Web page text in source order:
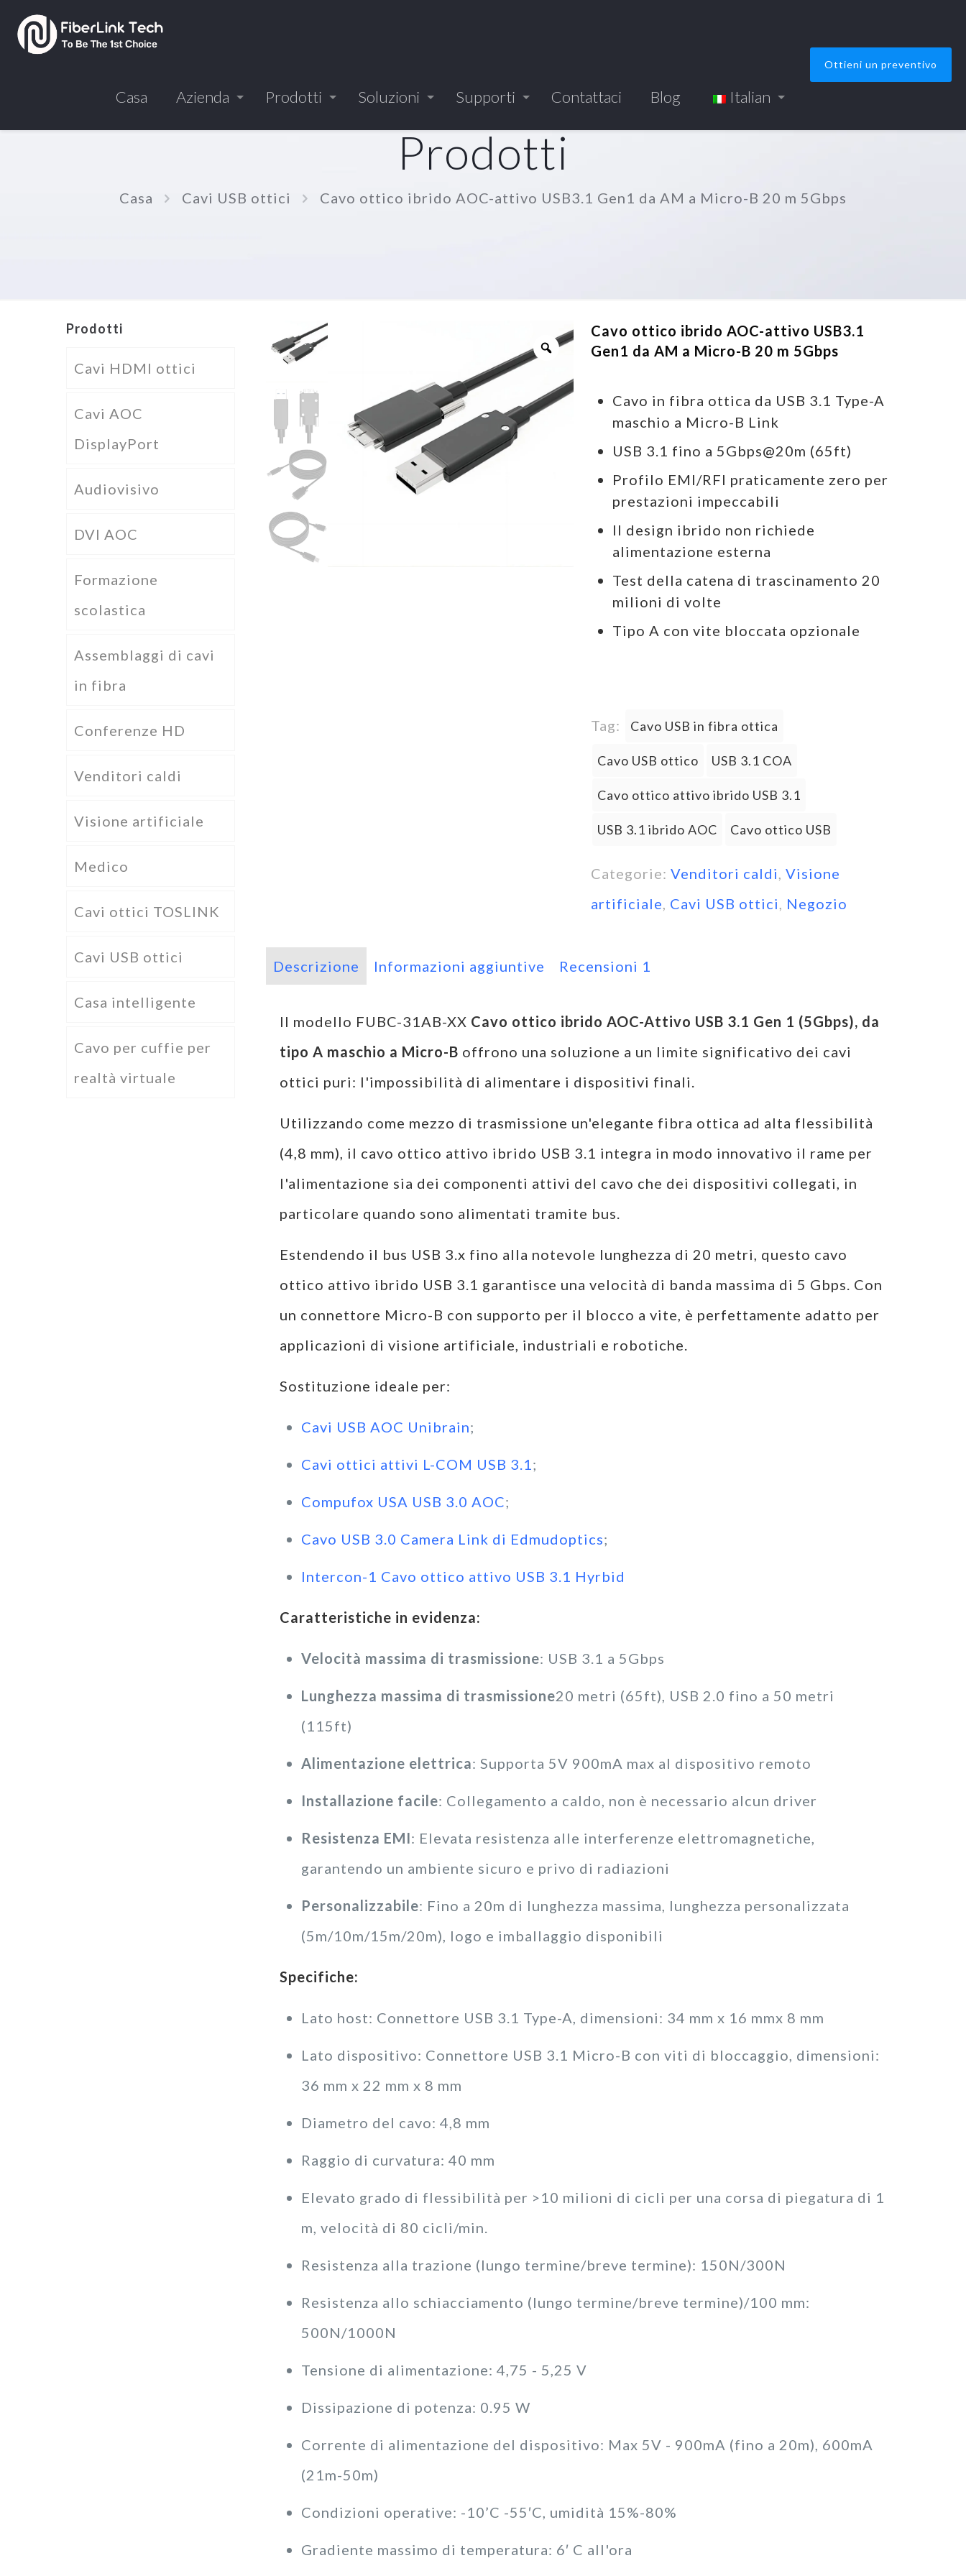
Casa Azienda Prodotti Soluzioni Supporti Contattaci Blog Italian
Ottieni un preventivo
Prodotti
Casa Cavi USB ottici Cavo ottico ibrido AOC-attivo USB3.1 Gen1 da AM a Micro-B 20 m 5Gbps
Cavo ottico ibrido AOC-attivo USB3.1
Gen1 da AM a Micro-B 20 m 5Gbps
Cavo in fibra ottica da USB 3.1 Type-A
maschio a Micro-B Link
USB 3.1 fino a 5Gbps@20m (65ft)
Profilo EMI/RFI praticamente zero per
prestazioni impeccabili
Il design ibrido non richiede
alimentazione esterna
Test della catena di trascinamento 20
milioni di volte
Tipo A con vite bloccata opzionale
Tag: Cavo USB in fibra ottica
Cavo USB ottico USB 3.1 COA
Cavo ottico attivo ibrido USB 3.1
USB 3.1 ibrido AOC Cavo ottico USB
Categorie: Venditori caldi, Visione
artificiale, Cavi USB ottici, Negozio
Descrizione Informazioni aggiuntive Recensioni 1
Il modello FUBC-31AB-XX Cavo ottico ibrido AOC-Attivo USB 3.1 Gen 1 (5Gbps), da
tipo A maschio a Micro-B offrono una soluzione a un limite significativo dei cavi
ottici puri: l'impossibilità di alimentare i dispositivi finali.
Utilizzando come mezzo di trasmissione un'elegante fibra ottica ad alta flessibilità
(4,8 mm), il cavo ottico attivo ibrido USB 3.1 integra in modo innovativo il rame per
l'alimentazione sia dei componenti attivi del cavo che dei dispositivi collegati, in
particolare quando sono alimentati tramite bus.
Estendendo il bus USB 3.x fino alla notevole lunghezza di 20 metri, questo cavo
ottico attivo ibrido USB 3.1 garantisce una velocità di banda massima di 5 Gbps. Con
un connettore Micro-B con supporto per il blocco a vite, è perfettamente adatto per
applicazioni di visione artificiale, industriali e robotiche.
Sostituzione ideale per:
Cavi USB AOC Unibrain;
Cavi ottici attivi L-COM USB 3.1;
Compufox USA USB 3.0 AOC;
Cavo USB 3.0 Camera Link di Edmudoptics;
Intercon-1 Cavo ottico attivo USB 3.1 Hyrbid
Caratteristiche in evidenza:
Velocità massima di trasmissione: USB 3.1 a 5Gbps
Lunghezza massima di trasmissione20 metri (65ft), USB 2.0 fino a 50 metri
(115ft)
Alimentazione elettrica: Supporta 5V 900mA max al dispositivo remoto
Installazione facile: Collegamento a caldo, non è necessario alcun driver
Resistenza EMI: Elevata resistenza alle interferenze elettromagnetiche,
garantendo un ambiente sicuro e privo di radiazioni
Personalizzabile: Fino a 20m di lunghezza massima, lunghezza personalizzata
(5m/10m/15m/20m), logo e imballaggio disponibili
Specifiche:
Lato host: Connettore USB 3.1 Type-A, dimensioni: 34 mm x 16 mmx 8 mm
Lato dispositivo: Connettore USB 3.1 Micro-B con viti di bloccaggio, dimensioni:
36 mm x 22 mm x 8 mm
Diametro del cavo: 4,8 mm
Raggio di curvatura: 40 mm
Elevato grado di flessibilità per >10 milioni di cicli per una corsa di piegatura di 1
m, velocità di 80 cicli/min.
Resistenza alla trazione (lungo termine/breve termine): 150N/300N
Resistenza allo schiacciamento (lungo termine/breve termine)/100 mm:
500N/1000N
Tensione di alimentazione: 4,75 - 5,25 V
Dissipazione di potenza: 0.95 W
Corrente di alimentazione del dispositivo: Max 5V - 900mA (fino a 20m), 600mA
(21m-50m)
Condizioni operative: -10’C -55′C, umidità 15%-80%
Gradiente massimo di temperatura: 6′ C all'ora
Prodotti
Cavi HDMI ottici
Cavi AOC
DisplayPort
Audiovisivo
DVI AOC
Formazione
scolastica
Assemblaggi di cavi
in fibra
Conferenze HD
Venditori caldi
Visione artificiale
Medico
Cavi ottici TOSLINK
Cavi USB ottici
Casa intelligente
Cavo per cuffie per
realtà virtuale